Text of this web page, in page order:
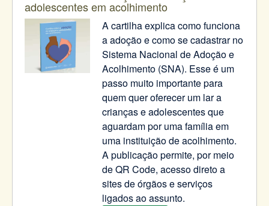
adolescentes em acolhimento
A cartilha explica como funciona
a adoção e como se cadastrar no
Sistema Nacional de Adoção e
Acolhimento (SNA). Esse é um
passo muito importante para
quem quer oferecer um lar a
crianças e adolescentes que
aguardam por uma família em
uma instituição de acolhimento.
A publicação permite, por meio
de QR Code, acesso direto a
sites de órgãos e serviços
ligados ao assunto.